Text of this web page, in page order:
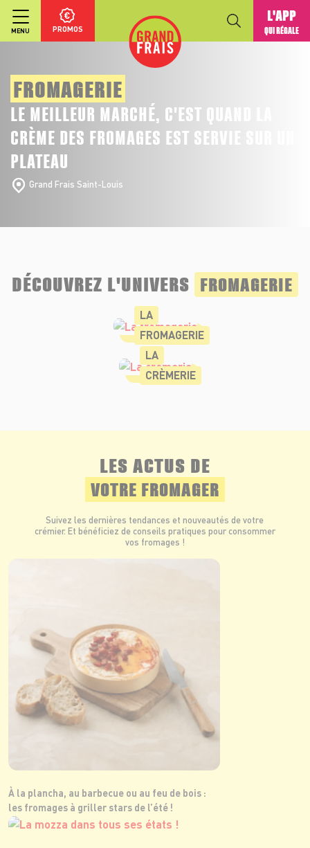
MENU PROMOS
L'APP
QUI RÉGALE
FROMAGERIE
LE MEILLEUR MARCHÉ, C'EST QUAND LA
CRÈME DES FROMAGES EST SERVIE SUR UN
PLATEAU
Grand Frais Saint-Louis
DÉCOUVREZ L'UNIVERS FROMAGERIE
LA
FROMAGERIE
LA
CRÈMERIE
LES ACTUS DE
VOTRE FROMAGER
Suivez les dernières tendances et nouveautés de votre
crémier. Et bénéficiez de conseils pratiques pour consommer
vos fromages !
À la plancha, au barbecue ou au feu de bois :
les fromages à griller stars de l’été !